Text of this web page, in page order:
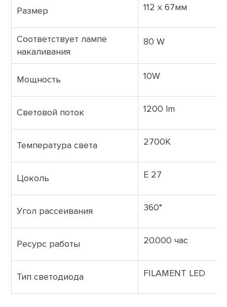
Размер 112 х 67мм
Соответствует лампе
накаливания
80 W
Мощность 10W
Световой поток 1200 lm
Температура света 2700K
Цоколь E 27
Угол рассеивания 360°
Ресурс работы 20.000 час
Тип светодиода FILAMENT LED